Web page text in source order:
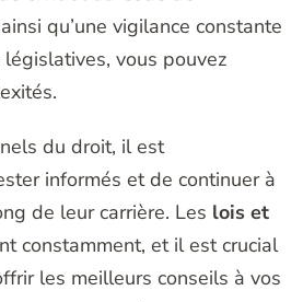
qu’une vigilance constante
vous pouvez
du droit, il est
informés et de continuer à
de leur carrière. Les lois et
constamment, et il est crucial
les meilleurs conseils à vos